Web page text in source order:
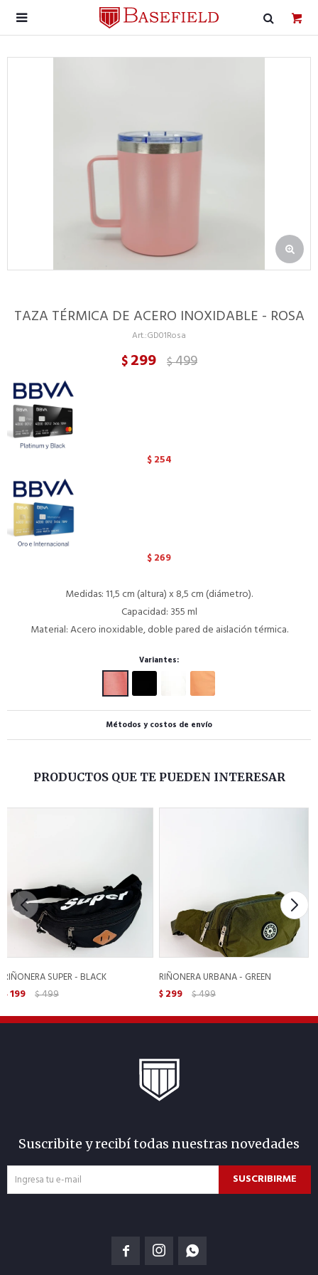

TAZA TÉRMICA DE ACERO INOXIDABLE - ROSA
GD01Rosa
$299 $499
$ 254
$ 269
Medidas: 11,5 cm (altura) x 8,5 cm (diámetro).
Capacidad: 355 ml
Material: Acero inoxidable, doble pared de aislación térmica.
Variantes:
Métodos y costos de envío
PRODUCTOS QUE TE PUEDEN INTERESAR
RIÑONERA SUPER - BLACK
$199 $499
RIÑONERA URBANA - GREEN
$ 299 $499
Suscribite y recibí todas nuestras novedades
SUSCRIBIRME
  